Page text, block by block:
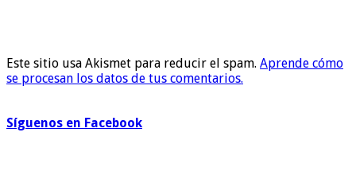
Este sitio usa Akismet para reducir el spam. Aprende cómo
se procesan los datos de tus comentarios.
Síguenos en Facebook